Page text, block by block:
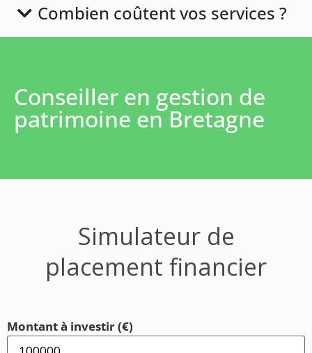
Combien coûtent vos services ?
Conseiller en gestion de
patrimoine en Bretagne
Simulateur de
placement financier
Montant à investir (€)